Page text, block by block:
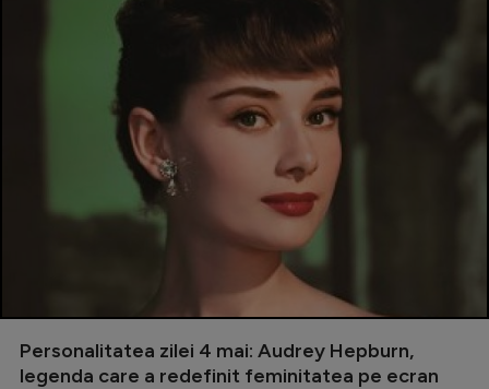
Personalitatea zilei 4 mai: Audrey Hepburn,
legenda care a redefinit feminitatea pe ecran